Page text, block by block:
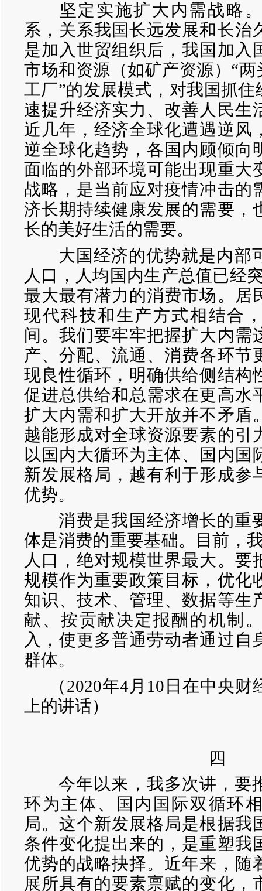
坚定实施扩大内需战略。
系，关系我国长远发展和长治
是加入世贸组织后，我国加入
市场和资源（如矿产资源）“两
工厂”的发展模式，对我国抓
速提升经济实力、改善人民生
近几年，经济全球化遭遇逆风
逆全球化趋势，各国内顾倾向
面临的外部环境可能出现重大
战略，是当前应对疫情冲击的
济长期持续健康发展的需要，
长的美好生活的需要。
大国经济的优势就是内部
人口，人均国内生产总值已经
最大最有潜力的消费市场。居
现代科技和生产方式相结合
间。我们要牢牢把握扩大内需
产、分配、流通、消费各环节
现良性循环，明确供给侧结构
促进总供给和总需求在更高水
扩大内需和扩大开放并不矛盾
越能形成对全球资源要素的引
以国内大循环为主体、国内国
新发展格局，越有利于形成参
优势。
消费是我国经济增长的重
体是消费的重要基础。目前，
人口，绝对规模世界最大。要
规模作为重要政策目标，优化
知识、技术、管理、数据等生
献、按贡献决定报酬的机制
入，使更多普通劳动者通过自
群体。
（2020年4月10日在中央财
上的讲话）
四
今年以来，我多次讲，要
环为主体、国内国际双循环
局。这个新发展格局是根据我
条件变化提出来的，是重塑我
优势的战略抉择。近年来，随
展所具有的要素禀赋的变化，